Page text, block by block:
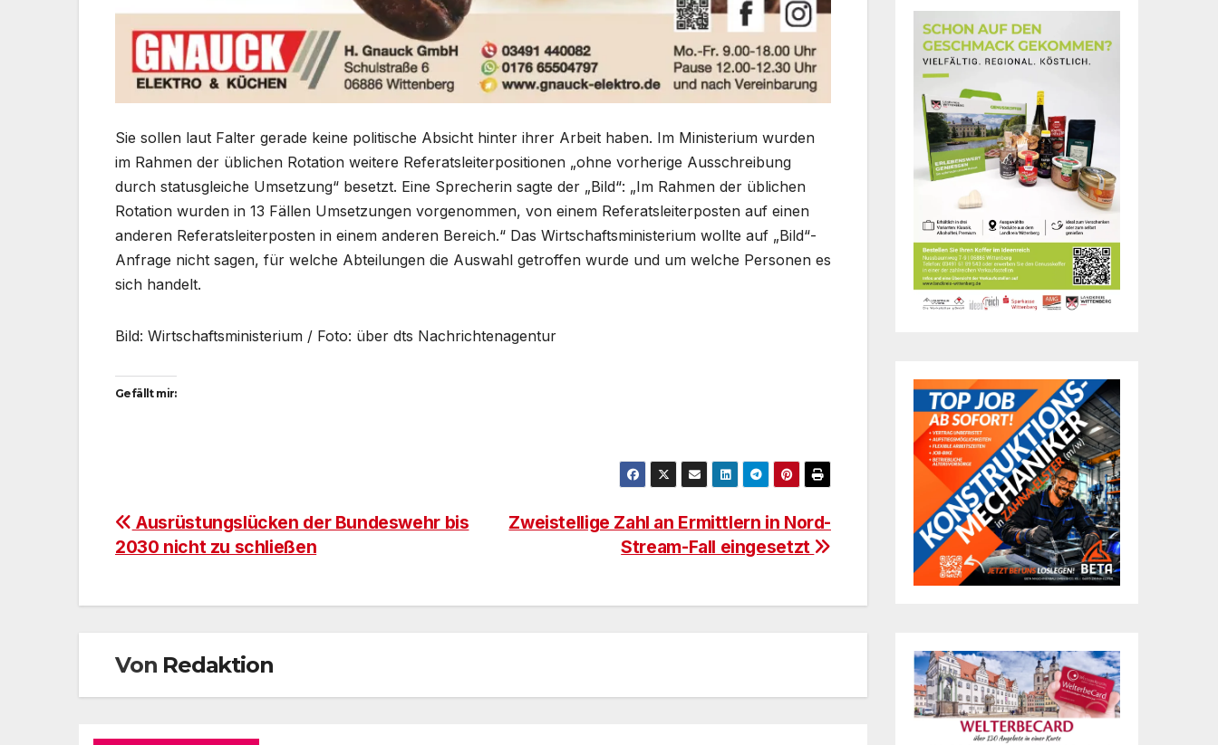
Sie sollen laut Falter gerade keine politische Absicht hinter ihrer Arbeit haben. Im Ministerium wurden
im Rahmen der üblichen Rotation weitere Referatsleiterpositionen „ohne vorherige Ausschreibung
durch statusgleiche Umsetzung“ besetzt. Eine Sprecherin sagte der „Bild“: „Im Rahmen der üblichen
Rotation wurden in 13 Fällen Umsetzungen vorgenommen, von einem Referatsleiterposten auf einen
anderen Referatsleiterposten in einem anderen Bereich.“ Das Wirtschaftsministerium wollte auf „Bild“-
Anfrage nicht sagen, für welche Abteilungen die Auswahl getroffen wurde und um welche Personen es
sich handelt.
Bild: Wirtschaftsministerium / Foto: über dts Nachrichtenagentur
Gefällt mir:
Beitragsnavigation
Zweistellige Zahl an Ermittlern in Nord-
Stream-Fall eingesetzt
Ausrüstungslücken der Bundeswehr bis
2030 nicht zu schließen
Von Redaktion